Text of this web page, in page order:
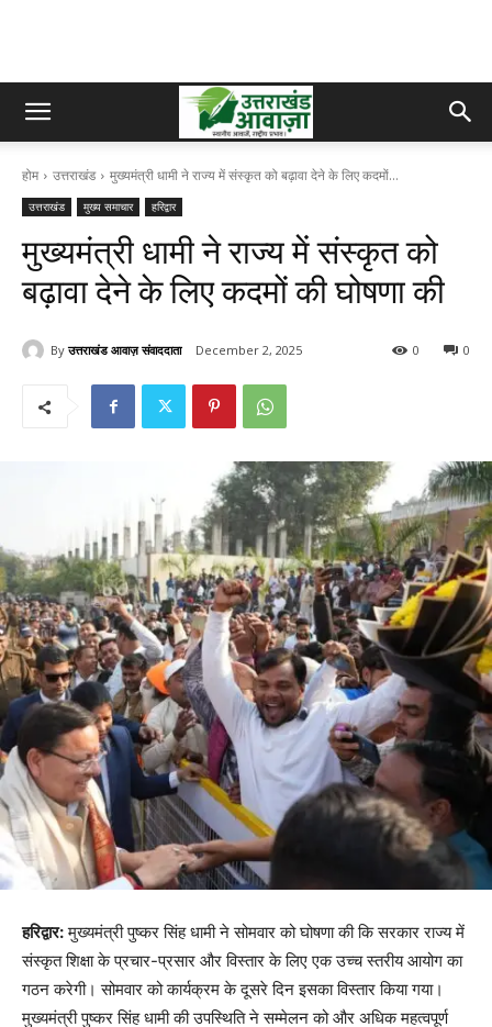
होम उत्तराखंड मुख्यमंत्री धामी ने राज्य में संस्कृत को बढ़ावा देने के लिए कदमों...
उत्तराखंड मुख्य समाचार हरिद्वार
मुख्यमंत्री धामी ने राज्य में संस्कृत को
बढ़ावा देने के लिए कदमों की घोषणा की
By उत्तराखंड आवाज़ संवाददाता December 2, 2025 0
0
हरिद्वार:मुख्यमंत्री पुष्कर सिंह धामी ने सोमवार को घोषणा की कि सरकार राज्य में
संस्कृत शिक्षा के प्रचार-प्रसार और विस्तार के लिए एक उच्च स्तरीय आयोग का
गठन करेगी। सोमवार को कार्यक्रम के दूसरे दिन इसका विस्तार किया गया।
मुख्यमंत्री पुष्कर सिंह धामी की उपस्थिति ने सम्मेलन को और अधिक महत्वपूर्ण